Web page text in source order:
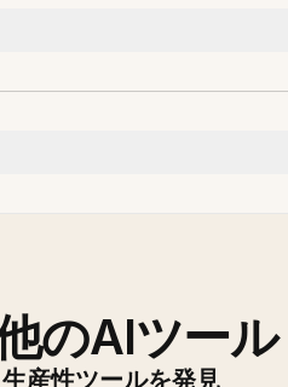
のAIツール
産性ツールを発見